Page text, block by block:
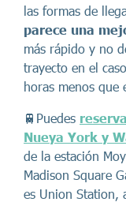
las formas de
parece una
más rápido y no
trayecto en el
horas menos que
🚆Puedes
Nueya York y
de la estación
Madison Square
es Union Station,